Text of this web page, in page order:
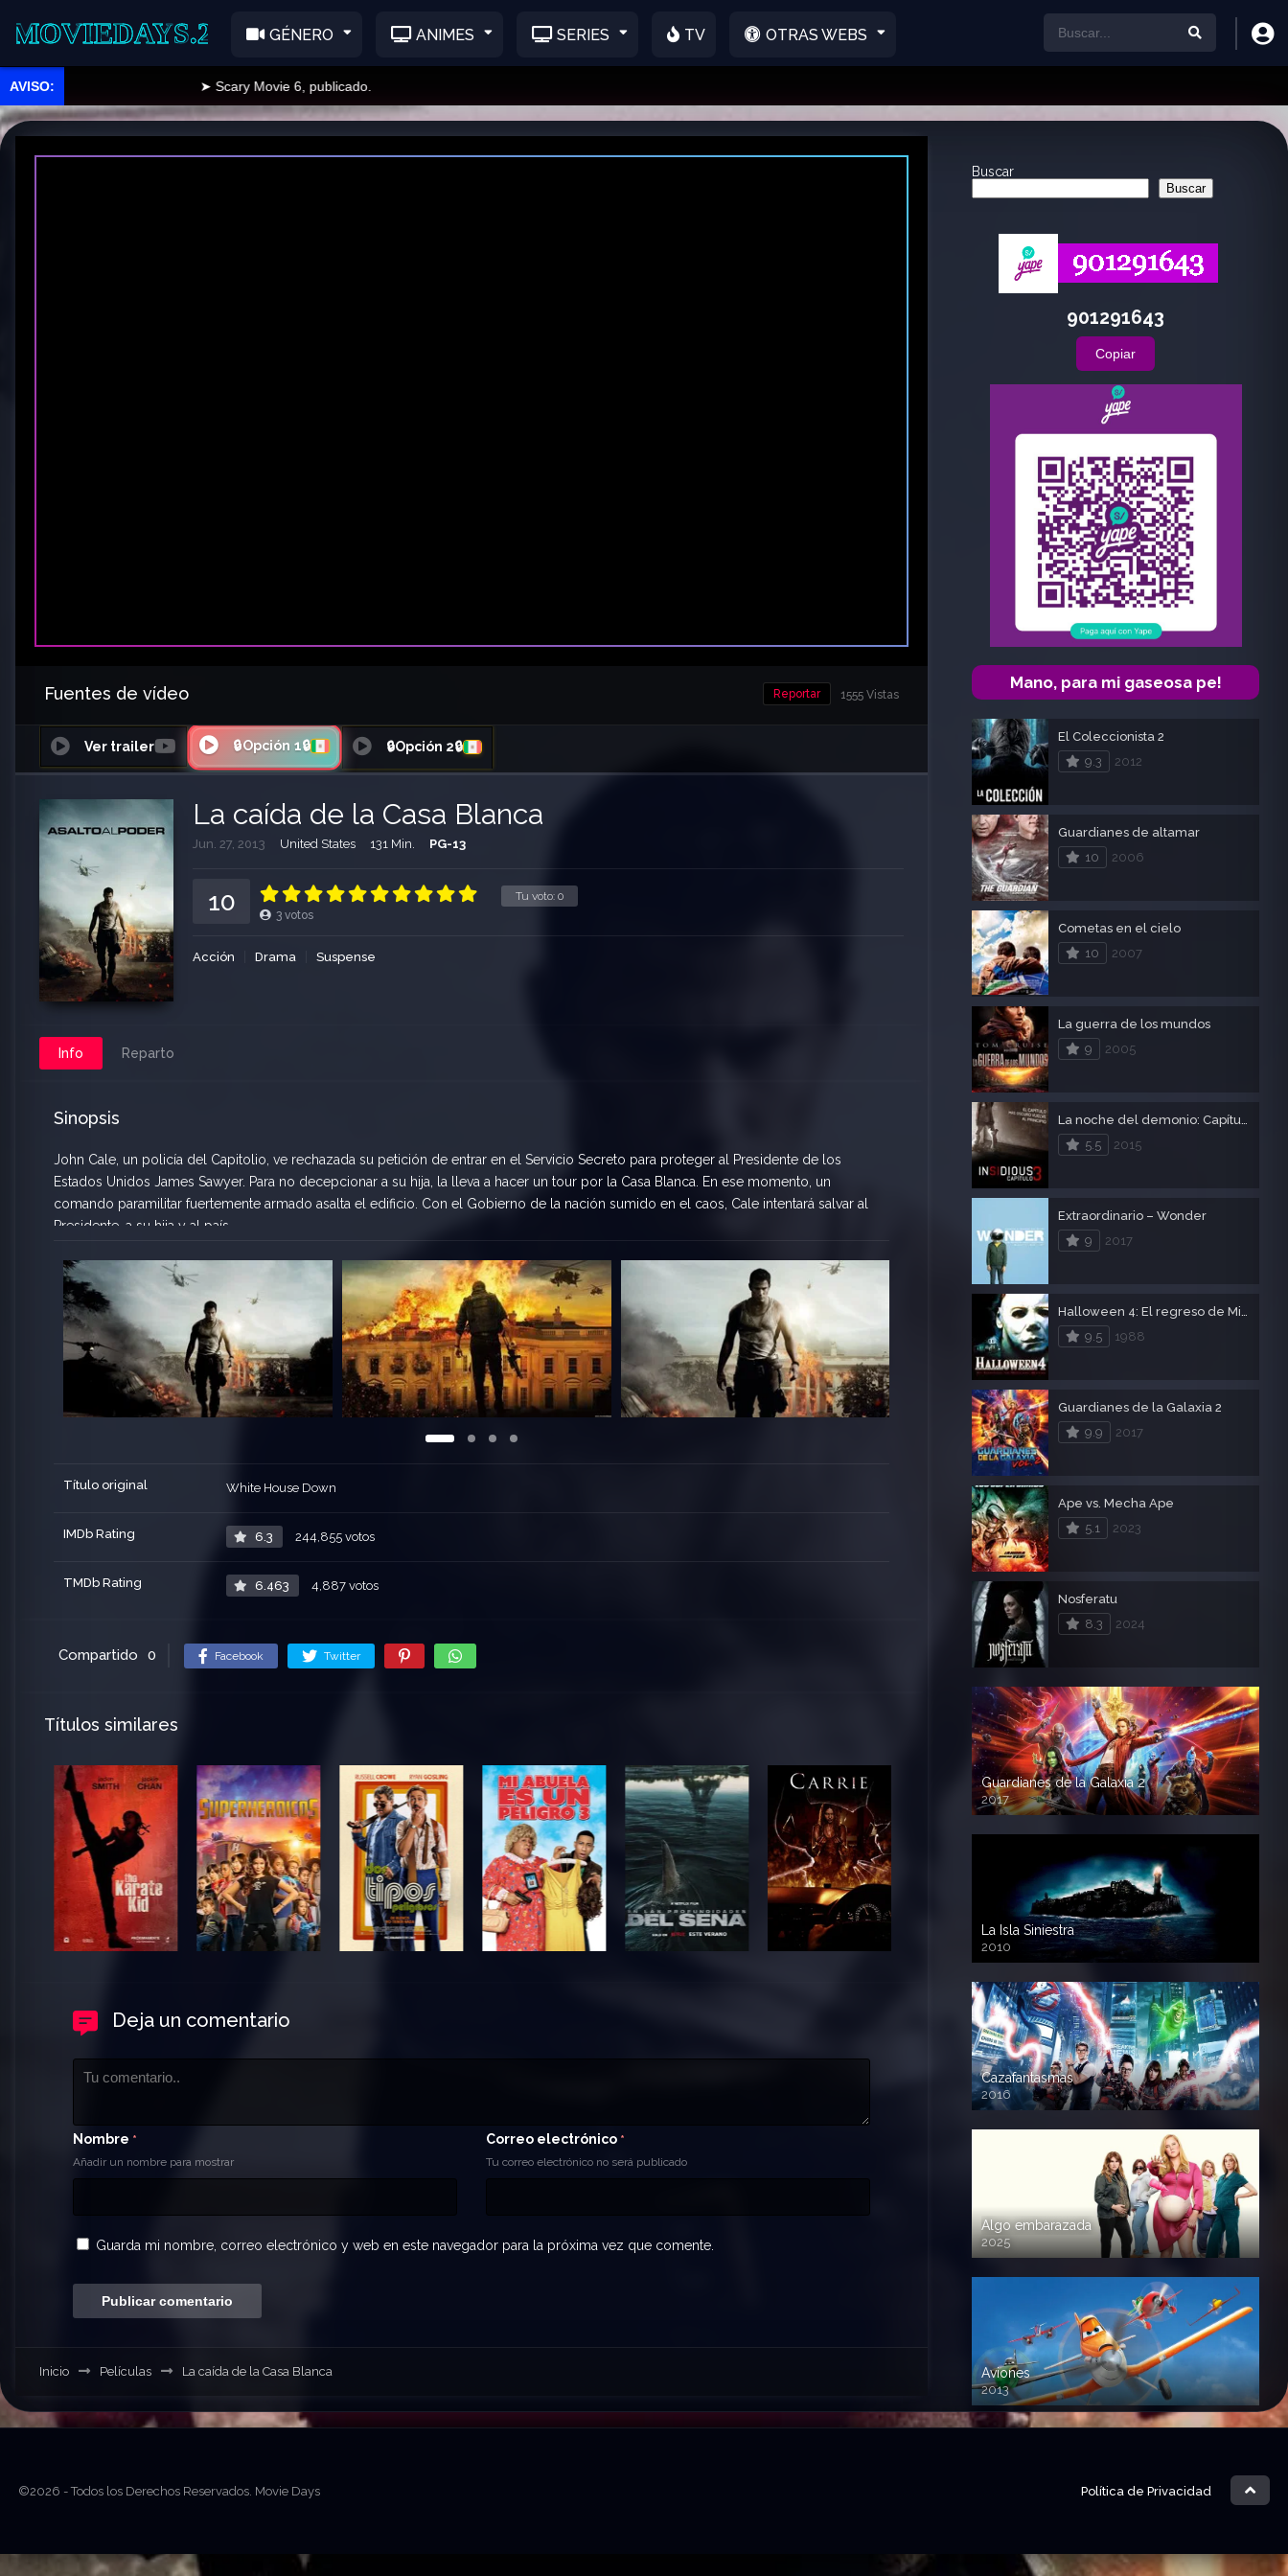
GÉNERO ANIMES SERIES TV OTRAS WEBS
➤ Scary Movie 6, publicado.
Fuentes de vídeo 1555 Vistas
Reportar
Ver trailer 🔒Opción 1🔒 🔒Opción 2🔒
La caída de la Casa Blanca
Jun. 27, 2013 United States 131 Min. PG-13
Tu voto: 0
10 3 votos
Acción Drama Suspense
Info Reparto
Sinopsis
John Cale, un policía del Capitolio, ve rechazada su petición de entrar en el Servicio Secreto para proteger al Presidente de los
Estados Unidos James Sawyer. Para no decepcionar a su hija, la lleva a hacer un tour por la Casa Blanca. En ese momento, un
comando paramilitar fuertemente armado asalta el edificio. Con el Gobierno de la nación sumido en el caos, Cale intentará salvar al
Presidente, a su hija y al país.
Título original White House Down
IMDb Rating 6.3 244,855 votos
TMDb Rating 6.463 4,887 votos
Compartido 0 Facebook Twitter
Títulos similares
Deja un comentario
Nombre *
Añadir un nombre para mostrar
Correo electrónico *
Tu correo electrónico no será publicado
Guarda mi nombre, correo electrónico y web en este navegador para la próxima vez que comente.
Inicio Películas La caída de la Casa Blanca
Buscar
Buscar
901291643
Copiar
Mano, para mi gaseosa pe!
El Coleccionista 2
9.3
2012
Guardianes de altamar
10
2006
Cometas en el cielo
10
2007
La guerra de los mundos
9
2005
5.5
2015
Extraordinario – Wonder
9
2017
9.5
1988
Guardianes de la Galaxia 2
9.9
2017
Ape vs. Mecha Ape
5.1
2023
Nosferatu
8.3
2024
Guardianes de la Galaxia 2
2017
720p HD
La Isla Siniestra
2010
720p HD
Cazafantasmas
2016
720p HD
Algo embarazada
2025
720p HD
Aviones
2013
720 HD
©2026 - Todos los Derechos Reservados. Movie Days Política de Privacidad